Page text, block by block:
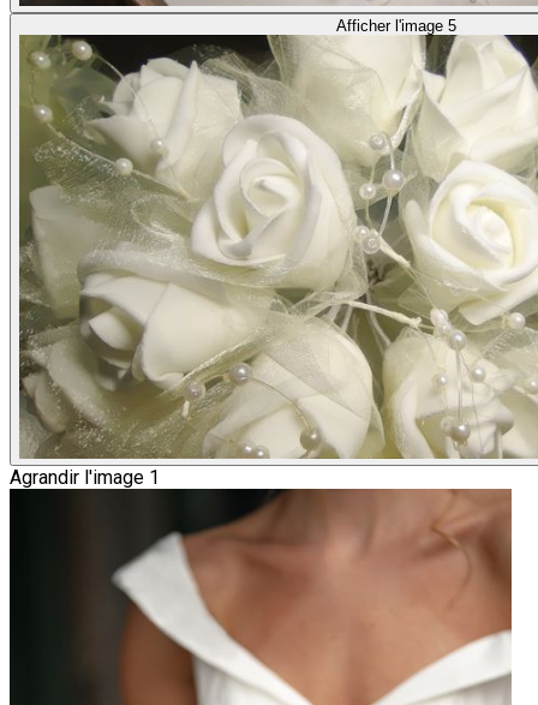
Afficher l'image 5
Agrandir l'image 1